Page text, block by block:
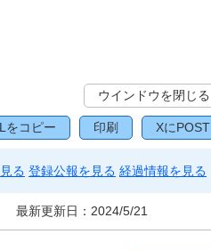
ウインドウを閉じる
をコピー 印刷 XにPOST
る 登録公報を見る 経過情報を見る
最新更新日： 2024/5/21